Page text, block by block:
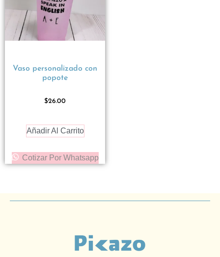
Vaso personalizado con
popote
$26.00
Añadir Al Carrito
Cotizar Por Whatsapp